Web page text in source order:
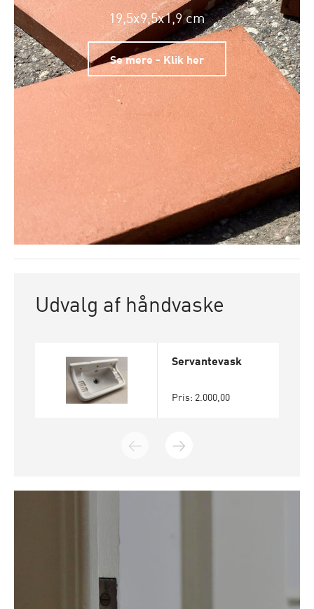
19,5x9,5x1,9 cm
Se mere - Klik her
Udvalg af håndvaske
Servantevask
Pris: 2.000,00